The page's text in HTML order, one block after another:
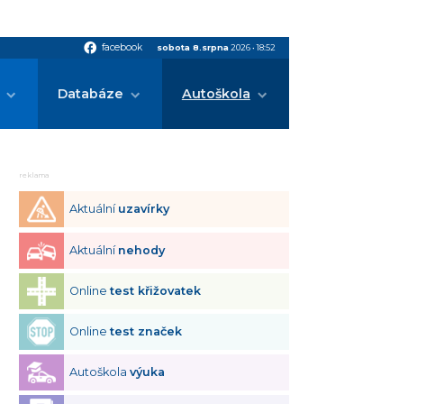
facebook facebook sobota 8.srpna 2026•18:52
Databáze Autoškola
reklama
Aktuální uzavírky
Aktuální nehody
Onlinetest křižovatek
Onlinetest značek
Autoškolavýuka